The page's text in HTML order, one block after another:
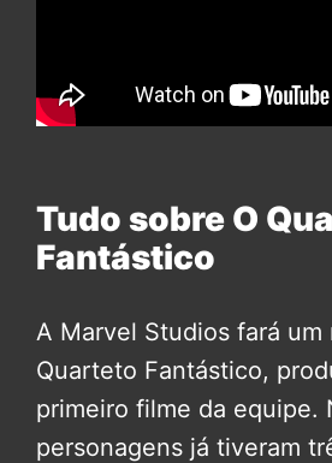
Tudo sobre O
Fantástico
A Marvel Studios fará um
Quarteto Fantástico,
primeiro filme da equipe.
personagens já tiveram